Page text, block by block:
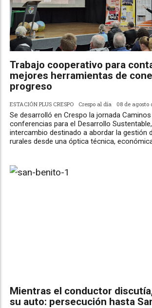
Trabajo cooperativo para
mejores herramientas de
progreso
ESTACIÓN PLUS CRESPO Crespo al día 08 de agosto
Se desarrolló en Crespo la jornada
conferencias para el Desarrollo
intercambio destinado a abordar la gestión
rurales desde una óptica técnica,
Mientras el conductor
su auto: persecución hasta